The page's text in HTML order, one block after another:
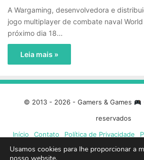
A Wargaming, desenvolvedora e
jogo multiplayer de combate naval
próximo dia 18…
Leia mais »
© 2013 - 2026 - Gamers & Games
reservados
Início
Contato Política de Privacidade
Usamos cookies para lhe proporcionar a